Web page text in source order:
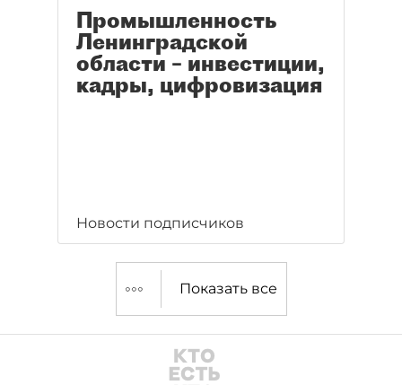
Промышленность
Ленинградской
области – инвестиции,
кадры, цифровизация
Новости подписчиков
Показать все